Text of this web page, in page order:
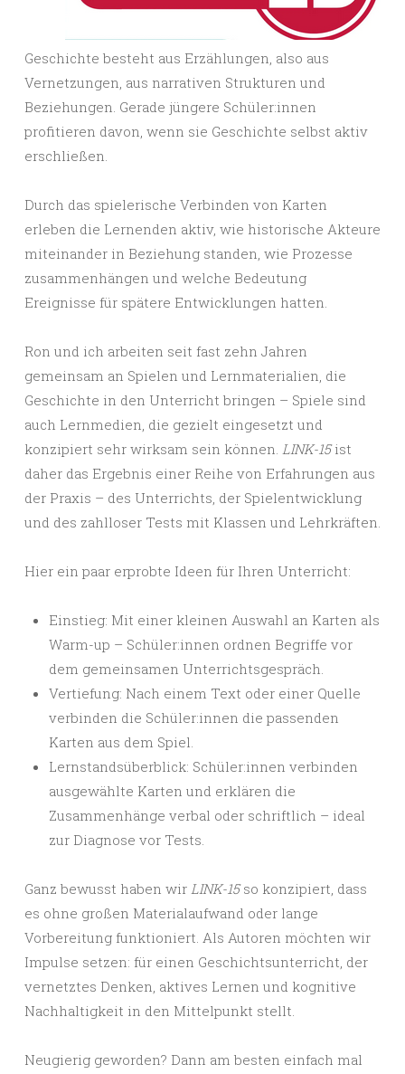
Geschichte besteht aus Erzählungen, also aus
Vernetzungen, aus narrativen Strukturen und
Beziehungen. Gerade jüngere Schüler:innen
profitieren davon, wenn sie Geschichte selbst aktiv
erschließen.
Durch das spielerische Verbinden von Karten
erleben die Lernenden aktiv, wie historische Akteure
miteinander in Beziehung standen, wie Prozesse
zusammenhängen und welche Bedeutung
Ereignisse für spätere Entwicklungen hatten.
Ron und ich arbeiten seit fast zehn Jahren
gemeinsam an Spielen und Lernmaterialien, die
Geschichte in den Unterricht bringen – Spiele sind
auch Lernmedien, die gezielt eingesetzt und
konzipiert sehr wirksam sein können. LINK-15ist
daher das Ergebnis einer Reihe von Erfahrungen aus
der Praxis – des Unterrichts, der Spielentwicklung
und des zahlloser Tests mit Klassen und Lehrkräften.
Hier ein paar erprobte Ideen für Ihren Unterricht:
Einstieg: Mit einer kleinen Auswahl an Karten als
Warm-up – Schüler:innen ordnen Begriffe vor
dem gemeinsamen Unterrichtsgespräch.
Vertiefung: Nach einem Text oder einer Quelle
verbinden die Schüler:innen die passenden
Karten aus dem Spiel.
Lernstandsüberblick: Schüler:innen verbinden
ausgewählte Karten und erklären die
Zusammenhänge verbal oder schriftlich – ideal
zur Diagnose vor Tests.
Ganz bewusst haben wir LINK-15so konzipiert, dass
es ohne großen Materialaufwand oder lange
Vorbereitung funktioniert. Als Autoren möchten wir
Impulse setzen: für einen Geschichtsunterricht, der
vernetztes Denken, aktives Lernen und kognitive
Nachhaltigkeit in den Mittelpunkt stellt.
Neugierig geworden? Dann am besten einfach mal